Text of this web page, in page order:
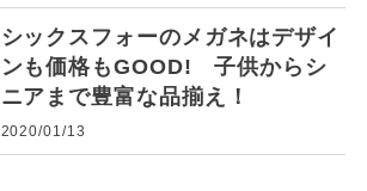
シックスフォーのメガネはデザイ
ンも価格もGOOD! 子供からシ
ニアまで豊富な品揃え！
2020/01/13